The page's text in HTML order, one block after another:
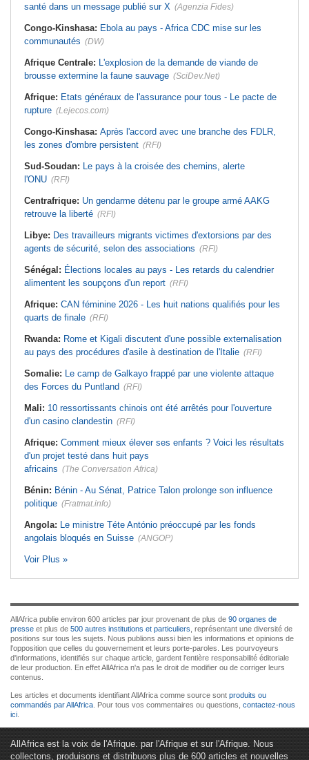
santé dans un message publié sur X (Agenzia Fides)
Congo-Kinshasa: Ebola au pays - Africa CDC mise sur les
communautés (DW)
Afrique Centrale: L'explosion de la demande de viande de
brousse extermine la faune sauvage (SciDev.Net)
Afrique: Etats généraux de l'assurance pour tous - Le pacte de
rupture (Lejecos.com)
Congo-Kinshasa: Après l'accord avec une branche des FDLR,
les zones d'ombre persistent (RFI)
Sud-Soudan: Le pays à la croisée des chemins, alerte
l'ONU (RFI)
Centrafrique: Un gendarme détenu par le groupe armé AAKG
retrouve la liberté (RFI)
Libye: Des travailleurs migrants victimes d'extorsions par des
agents de sécurité, selon des associations (RFI)
Sénégal: Élections locales au pays - Les retards du calendrier
alimentent les soupçons d'un report (RFI)
Afrique: CAN féminine 2026 - Les huit nations qualifiés pour les
quarts de finale (RFI)
Rwanda: Rome et Kigali discutent d'une possible externalisation
au pays des procédures d'asile à destination de l'Italie (RFI)
Somalie: Le camp de Galkayo frappé par une violente attaque
des Forces du Puntland (RFI)
Mali: 10 ressortissants chinois ont été arrêtés pour l'ouverture
d'un casino clandestin (RFI)
Afrique: Comment mieux élever ses enfants ? Voici les résultats
d'un projet testé dans huit pays
africains (The Conversation Africa)
Bénin: Bénin - Au Sénat, Patrice Talon prolonge son influence
politique (Fratmat.info)
Angola: Le ministre Téte António préoccupé par les fonds
angolais bloqués en Suisse (ANGOP)
Voir Plus »
AllAfrica publie environ 600 articles par jour provenant de plus de 90 organes de
presse et plus de 500 autres institutions et particuliers , représentant une diversité de
positions sur tous les sujets. Nous publions aussi bien les informations et opinions de
l'opposition que celles du gouvernement et leurs porte-paroles. Les pourvoyeurs
d'informations, identifiés sur chaque article, gardent l'entière responsabilité éditoriale
de leur production. En effet AllAfrica n'a pas le droit de modifier ou de corriger leurs
contenus.
Les articles et documents identifiant AllAfrica comme source sont produits ou
commandés par AllAfrica . Pour tous vos commentaires ou questions, contactez-nous
ici
AllAfrica est la voix de l'Afrique. par l'Afrique et sur l'Afrique. Nous
collectons, produisons et distribuons plus de 600 articles et nouvelles